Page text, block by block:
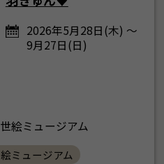
2026年5月28日(木) ～
9月27日(日)
絵ミュージアム
ミュージアム